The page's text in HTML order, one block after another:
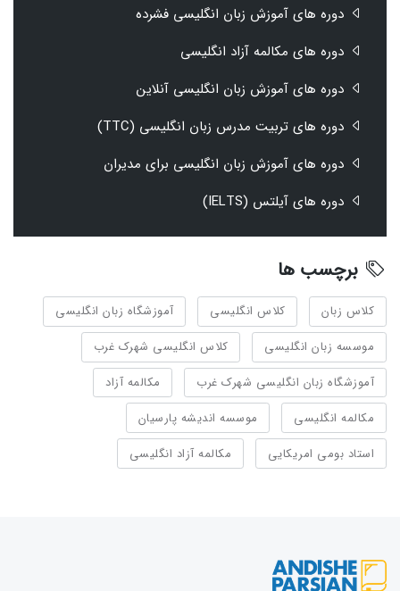
دوره های آموزش زبان انگلیسی فشرده
دوره های مکالمه آزاد انگلیسی
دوره های آموزش زبان انگلیسی آنلاین
دوره های تربیت مدرس زبان انگلیسی (TTC)
دوره های آموزش زبان انگلیسی برای مدیران
دوره های آیلتس (IELTS)
برچسب ها
کلاس زبان کلاس انگلیسی
آموزشگاه زبان انگلیسی
موسسه زبان انگلیسی
کلاس انگلیسی شهرک غرب
آموزشگاه زبان انگلیسی شهرک غرب
مکالمه آزاد
مکالمه انگلیسی
موسسه اندیشه پارسیان
استاد بومی امریکایی
مکالمه آزاد انگلیسی